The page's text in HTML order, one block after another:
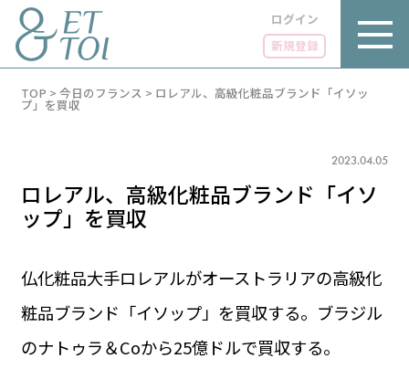
ログイン
新規登録
LUXE
グルメ
FR 08:53 ／ JP 15:53
1€＝182.37円
TOP > 今日のフランス > ロレアル、高級化粧品ブランド「イソッ
プ」を買収
2023.04.05
ロレアル、高級化粧品ブランド「イソ
ップ」を買収
仏化粧品大手ロレアルがオーストラリアの高級化
粧品ブランド「イソップ」を買収する。ブラジル
のナトゥラ＆Coから25億ドルで買収する。